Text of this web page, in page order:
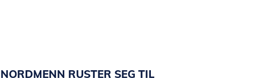
NORDMENN RUSTER SEG TIL